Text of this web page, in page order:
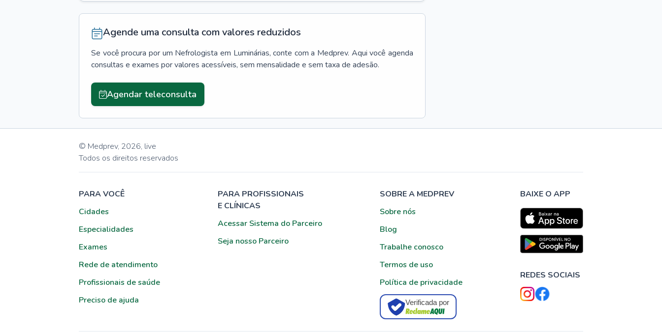
Agende uma consulta com valores reduzidos
Se você procura por um Nefrologista em Luminárias, conte com a Medprev. Aqui você agenda
consultas e exames por valores acessíveis, sem mensalidade e sem taxa de adesão.
Agendar teleconsulta
© Medprev, 2026, live
Todos os direitos reservados
PARA VOCÊ
Cidades
Especialidades
Exames
Rede de atendimento
Profissionais de saúde
Preciso de ajuda
PARA PROFISSIONAIS
E CLÍNICAS
Acessar Sistema do Parceiro
Seja nosso Parceiro
SOBRE A MEDPREV
Sobre nós
Blog
Trabalhe conosco
Termos de uso
Política de privacidade
Verificada por
BAIXE O APP
REDES SOCIAIS